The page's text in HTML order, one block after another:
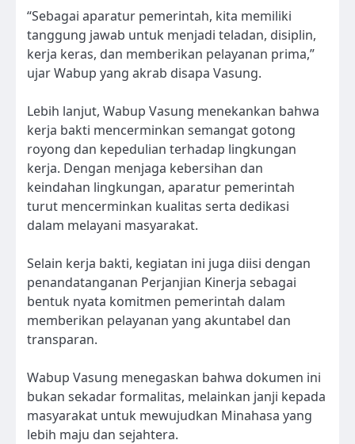
“Sebagai aparatur pemerintah, kita memiliki
tanggung jawab untuk menjadi teladan, disiplin,
kerja keras, dan memberikan pelayanan prima,”
ujar Wabup yang akrab disapa Vasung.
Lebih lanjut, Wabup Vasung menekankan bahwa
kerja bakti mencerminkan semangat gotong
royong dan kepedulian terhadap lingkungan
kerja. Dengan menjaga kebersihan dan
keindahan lingkungan, aparatur pemerintah
turut mencerminkan kualitas serta dedikasi
dalam melayani masyarakat.
Selain kerja bakti, kegiatan ini juga diisi dengan
penandatanganan Perjanjian Kinerja sebagai
bentuk nyata komitmen pemerintah dalam
memberikan pelayanan yang akuntabel dan
transparan.
Wabup Vasung menegaskan bahwa dokumen ini
bukan sekadar formalitas, melainkan janji kepada
masyarakat untuk mewujudkan Minahasa yang
lebih maju dan sejahtera.